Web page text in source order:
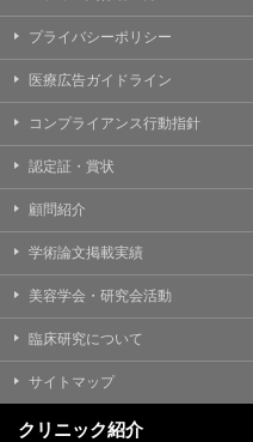
プライバシーポリシー
医療広告ガイドライン
コンプライアンス行動指針
認定証・賞状
顧問紹介
学術論文掲載実績
美容学会・研究会活動
臨床研究について
サイトマップ
クリニック紹介